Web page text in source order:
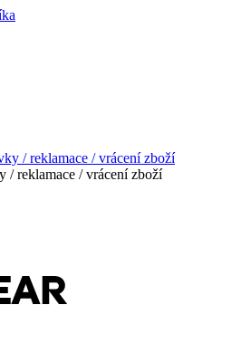
/ reklamace / vrácení zboží
/ reklamace / vrácení zboží